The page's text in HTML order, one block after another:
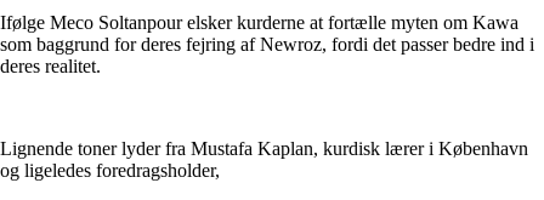
Ifølge Meco Soltanpour elsker kurderne at fortælle myten om Kawa
som baggrund for deres fejring af Newroz, fordi det passer bedre ind i
deres realitet.
Lignende toner lyder fra Mustafa Kaplan, kurdisk lærer i København
og ligeledes foredragsholder,